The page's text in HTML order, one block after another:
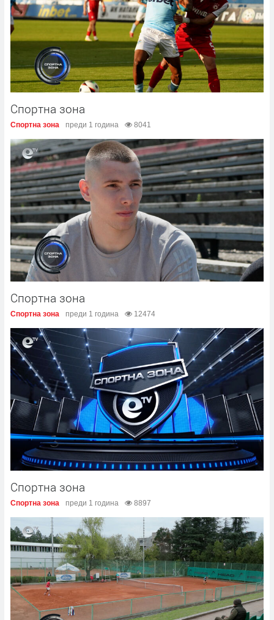
Спортна зона
Спортна зона преди 1 година 8041
Спортна зона
Спортна зона преди 1 година 12474
Спортна зона
Спортна зона преди 1 година 8897